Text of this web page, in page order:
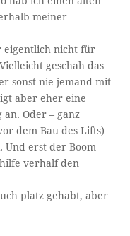
meiner
eigentlich nicht für
geschah das
sonst nie jemand mit
aber eher eine
Oder – ganz
dem Bau des Lifts)
Und erst der Boom
verhalf den
platz gehabt, aber